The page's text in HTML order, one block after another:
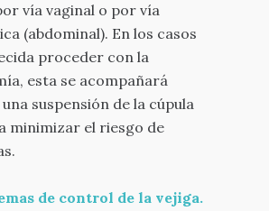
vía vaginal o por vía
(abdominal). En los casos
proceder con la
esta se acompañará
suspensión de la cúpula
minimizar el riesgo de
de control de la vejiga.